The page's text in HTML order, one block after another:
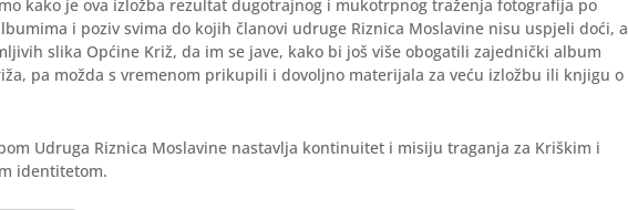
kako je ova izložba rezultat dugotrajnog i mukotrpnog traženja fotografija po
i poziv svima do kojih članovi udruge Riznica Moslavine nisu uspjeli doći, a
slika Općine Križ, da im se jave, kako bi još više obogatili zajednički album
pa možda s vremenom prikupili i dovoljno materijala za veću izložbu ili knjigu o
Udruga Riznica Moslavine nastavlja kontinuitet i misiju traganja za Kriškim i
identitetom.